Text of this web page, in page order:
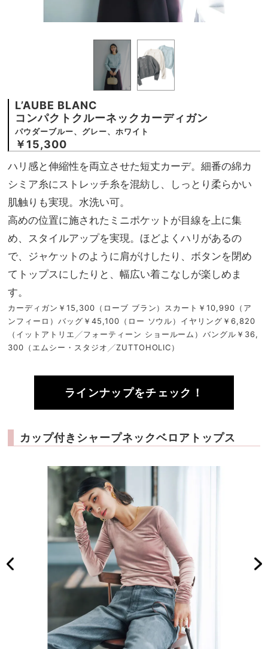
L’AUBE BLANC
コンパクトクルーネックカーディガン
パウダーブルー、グレー、ホワイト
￥15,300
ハリ感と伸縮性を両立させた短丈カーデ。細番の綿カ
シミア糸にストレッチ糸を混紡し、しっとり柔らかい
肌触りも実現。水洗い可。
高めの位置に施されたミニポケットが目線を上に集
め、スタイルアップを実現。ほどよくハリがあるの
で、ジャケットのように肩がけしたり、ボタンを閉め
てトップスにしたりと、幅広い着こなしが楽しめま
す。
カーディガン￥15,300（ローブ ブラン）スカート￥10,990（ア
ンフィーロ）バッグ￥45,100（ロー ソウル）イヤリング￥6,820
（イットアトリエ╱フォーティーン ショールーム）バングル￥36,
300（エムシー・スタジオ╱ZUTTOHOLIC）
ラインナップをチェック！
カップ付きシャープネックベロアトップス